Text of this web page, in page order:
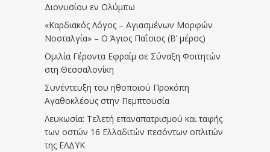
Διονυσίου εν Ολύμπω
«Καρδιακός Λόγος – Αγιασμένων Μορφών
Νοσταλγία» – Ο Άγιος Παΐσιος (Β’ μέρος)
Ομιλία Γέροντα Εφραίμ σε Σύναξη Φοιτητών
στη Θεσσαλονίκη
Συνέντευξη του ηθοποιού Προκόπη
Αγαθοκλέους στην Πεμπτουσία
Λευκωσία: Τελετή επαναπατρισμού και ταφής
των οστών 16 Ελλαδιτών πεσόντων οπλιτών
της ΕΛΔΥΚ